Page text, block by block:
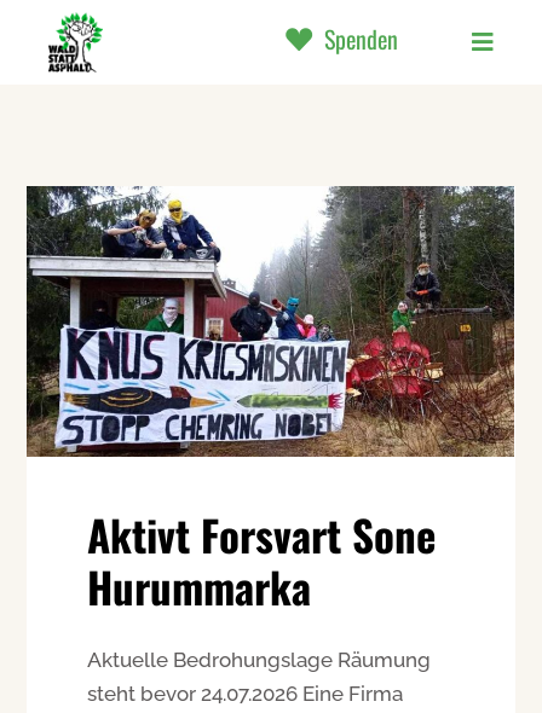
Spenden
Aktivt Forsvart Sone
Hurummarka
Aktuelle Bedrohungslage Räumung
steht bevor 24.07.2026 Eine Firma